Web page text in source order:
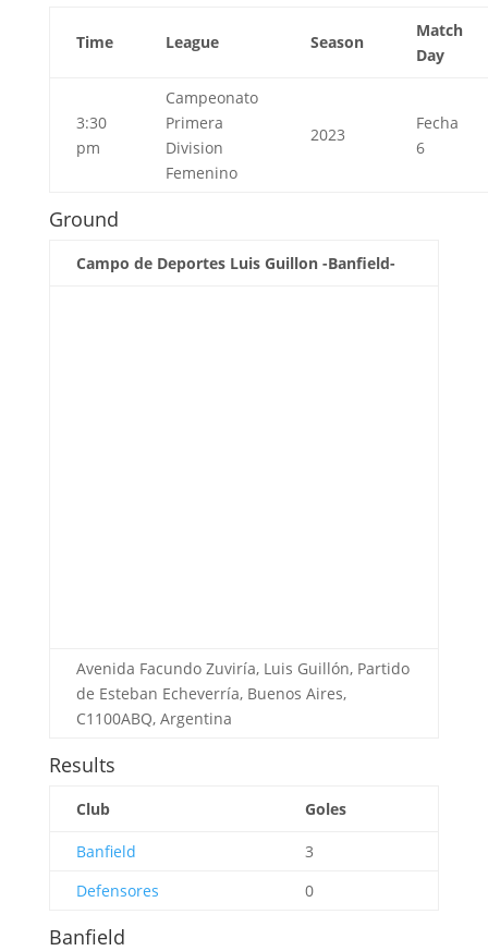
Time League Season
Match
Day
3:30
pm
Campeonato
Primera
Division
Femenino
2023
Fecha
6
Ground
Campo de Deportes Luis Guillon -Banfield-
Avenida Facundo Zuviría, Luis Guillón, Partido
de Esteban Echeverría, Buenos Aires,
C1100ABQ, Argentina
Results
Club Goles
Banfield
3
Defensores
0
Banfield